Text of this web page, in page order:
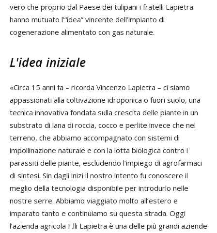
vero che proprio dal Paese dei tulipani i fratelli Lapietra
hanno mutuato l’“idea” vincente dell’impianto di
cogenerazione alimentato con gas naturale.
L'idea iniziale
«Circa 15 anni fa – ricorda Vincenzo Lapietra – ci siamo
appassionati alla coltivazione idroponica o fuori suolo, una
tecnica innovativa fondata sulla crescita delle piante in un
substrato di lana di roccia, cocco e perlite invece che nel
terreno, che abbiamo accompagnato con sistemi di
impollinazione naturale e con la lotta biologica contro i
parassiti delle piante, escludendo l’impiego di agrofarmaci
di sintesi. Sin dagli inizi il nostro intento fu conoscere il
meglio della tecnologia disponibile per introdurlo nelle
nostre serre. Abbiamo viaggiato molto all’estero e
imparato tanto e continuiamo su questa strada. Oggi
l’azienda agricola F.lli Lapietra è una delle più grandi aziende